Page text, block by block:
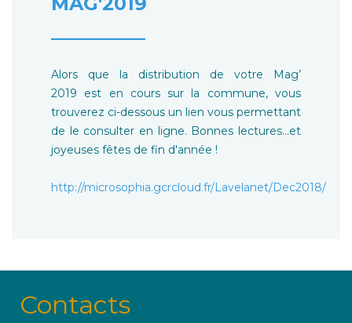
__________
Alors que la distribution de votre Mag’
2019 est en cours sur la commune, vous
trouverez ci-dessous un lien vous permettant
de le consulter en ligne. Bonnes lectures…et
joyeuses fêtes de fin d'année !
http://microsophia.gcrcloud.fr/Lavelanet/Dec2018/
Contacts